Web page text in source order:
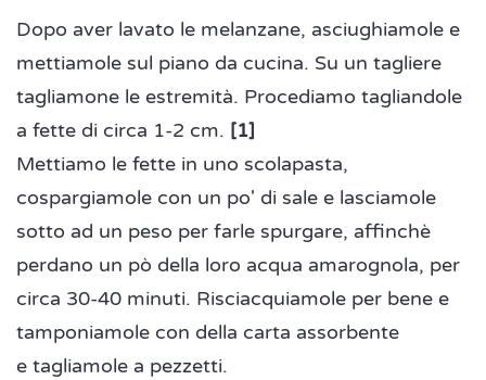
Dopo aver lavato le melanzane, asciughiamole e
mettiamole sul piano da cucina. Su un tagliere
tagliamone le estremità. Procediamo tagliandole
a fette di circa 1-2 cm. [1]
Mettiamo le fette in uno scolapasta,
cospargiamole con un po' di sale e lasciamole
sotto ad un peso per farle spurgare, affinchè
perdano un pò della loro acqua amarognola, per
circa 30-40 minuti. Risciacquiamole per bene e
tamponiamole con della carta assorbente
e tagliamole a pezzetti.